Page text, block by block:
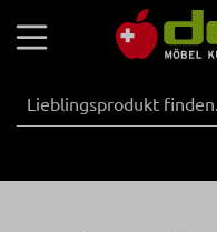
Zum Hauptinhalt